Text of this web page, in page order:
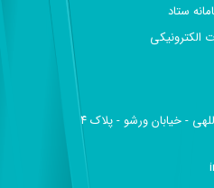
ستاد
الکترونیکی
- خیابان ورشو - پلاک ۴